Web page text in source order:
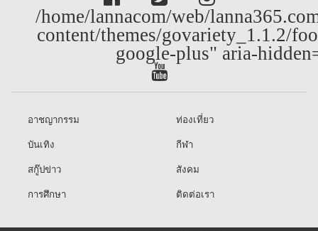
/home/lannacom/web/
content/themes/govariety_1.1.2/
google-plus" aria-
อาชญากรรม
ท่องเที่ยว
บันเทิง
กีฬา
สกู๊ปข่าว
สังคม
การศึกษา
ติดต่อเรา